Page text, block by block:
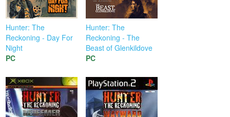
Hunter: The
Reckoning - Day For
Night
PC
Hunter: The
Reckoning - The
Beast of Glenkildove
PC